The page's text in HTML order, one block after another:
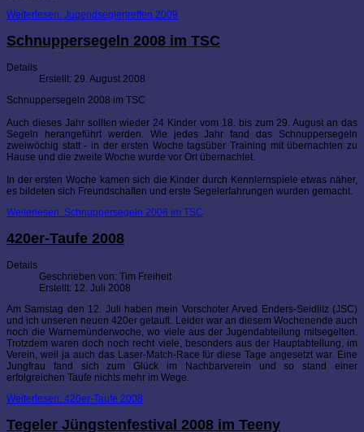
Weiterlesen: Jugendseglertreffen 2009
Schnuppersegeln 2008 im TSC
Details
Erstellt: 29. August 2008
Schnuppersegeln 2008 im TSC
Auch dieses Jahr sollten wieder 24 Kinder vom 18. bis zum 29. August an das
Segeln herangeführt werden. Wie jedes Jahr fand das Schnuppersegeln
zweiwöchig statt - in der ersten Woche tagsüber Training mit übernachten zu
Hause und die zweite Woche wurde vor Ort übernachtet.
In der ersten Woche kamen sich die Kinder durch Kennlernspiele etwas näher,
es bildeten sich Freundschaften und erste Segelerfahrungen wurden gemacht.
Weiterlesen: Schnuppersegeln 2008 im TSC
420er-Taufe 2008
Details
Geschrieben von: Tim Freiheit
Erstellt: 12. Juli 2008
Am Samstag den 12. Juli haben mein Vorschoter Arved Enders-Seidlitz (JSC)
und ich unseren neuen 420er getauft. Leider war an diesem Wochenende auch
noch die Warnemünderwoche, wo viele aus der Jugendabteilung mitsegelten.
Trotzdem waren doch noch recht viele, besonders aus der Hauptabtellung, im
Verein, weil ja auch das Laser-Match-Race für diese Tage angesetzt war. Eine
Jungfrau fand sich zum Glück im Nachbarverein und so stand einer
erfolgreichen Taufe nichts mehr im Wege.
Weiterlesen: 420er-Taufe 2008
Tegeler Jüngstenfestival 2008 im Teeny